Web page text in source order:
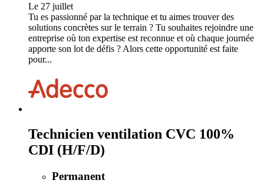
Le 27 juillet
Tu es passionné par la technique et tu aimes trouver des
solutions concrètes sur le terrain ? Tu souhaites rejoindre une
entreprise où ton expertise est reconnue et où chaque journée
apporte son lot de défis ? Alors cette opportunité est faite
pour...
Technicien ventilation CVC 100%
CDI (H/F/D)
Permanent